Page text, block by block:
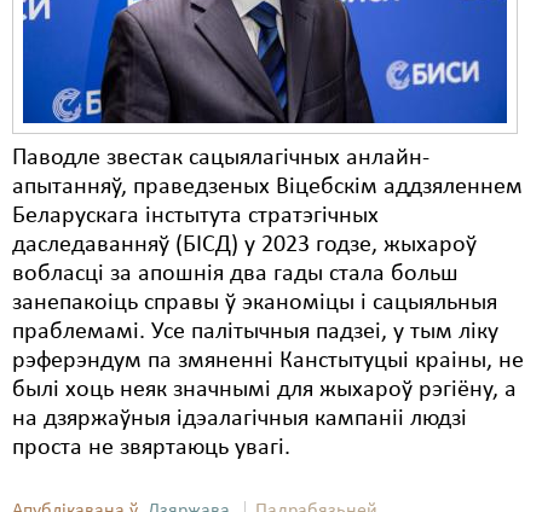
Паводле звестак сацыялагічных анлайн-
апытанняў, праведзеных Віцебскім аддзяленнем
Беларускага інстытута стратэгічных
даследаванняў (БІСД) у 2023 годзе, жыхароў
вобласці за апошнія два гады стала больш
занепакоіць справы ў эканоміцы і сацыяльныя
праблемамі. Усе палітычныя падзеі, у тым ліку
рэферэндум па змяненні Канстытуцыі краіны, не
былі хоць неяк значнымі для жыхароў рэгіёну, а
на дзяржаўныя ідэалагічныя кампаніі людзі
проста не звяртаюць увагі.